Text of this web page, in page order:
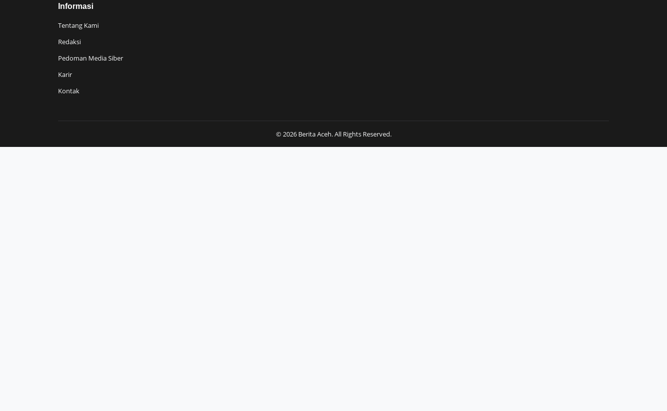
Informasi
Tentang Kami
Redaksi
Pedoman Media Siber
Karir
Kontak
© 2026 Berita Aceh. All Rights Reserved.